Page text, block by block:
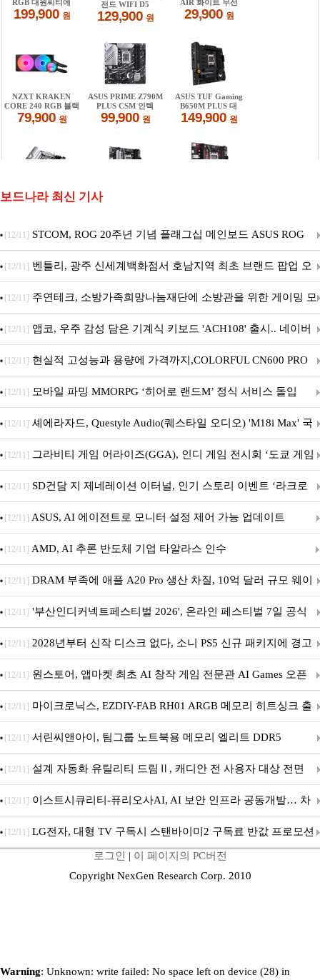
보드나라 최신 기사
[12/11] STCOM, ROG 20주년 기념 플래그십 메인보드 ASUS ROG
Crosshair X870E EDITION 20 국내 출시 예정
[12/11] 벤틀리, 광주 신세계백화점서 호남지역 최초 브랜드 팝업 오
픈
[12/11] 주연테크, 소방가족희망나눔재단에 소방관을 위한 게이밍 모
니터·스마트 펫 침대 기부
[12/11] 앱코, 우주 감성 담은 기계식 키보드 'ACH108' 출시.. 네이버
브랜드데이 기획전 진행
[12/11] 현실적 고성능과 용량에 가격까지,COLORFUL CN600 PRO
M.2 NVMe 디앤디컴 1TB
[12/11] 모바일 파밍 MMORPG ‘히어로 랜드M’ 정식 서비스 돌입
[12/11] 셰에라자드, Questyle Audio(퀘스타일 오디오) 'M18i Max' 국
내 정식 출시
[12/11] 그라비티 게임 어라이즈(GGA), 인디 게임 전시회 ‘도쿄 게임
던전 13’ 참가!
[12/11] SD건담 지 제네레이션 이터널, 인기 스토리 이벤트 ‘라크로
아의 용사’ 재개최 및 풍성한 기념 이벤트 실시!
[12/11] ASUS, AI 에이전트로 모니터 설정 제어 가능 업데이트
[12/11] AMD, AI 추론 반도체 기업 타알라스 인수
[12/11] DRAM 부족에 애플 A20 Pro 생산 차질, 10억 달러 규모 웨이
퍼 대기
[12/11] '부산인디커넥트페스티벌 2026', 온라인 페스티벌 7일 공식
개막... 22일간 진행
[12/11] 2028년부터 신작 디스크 없다, 소니 PS5 신규 패키지에 경고
문 추가
[12/11] 원스토어, 앱마켓 최초 AI 창작 게임 전문관 AI Games 오픈
[12/11] 마이크로닉스, EZDIY-FAB RH01 ARGB 메모리 히트싱크 출
시
[12/11] 서린씨앤아이, 팀그룹 노트북용 메모리 엘리트 DDR5
5600MHz 16GB 출시
[12/11] 설계 자동화 유틸리티 드림Ⅱ, 캐디안 전 사용자 대상 전면
무상 배포
[12/11] 이스트시큐리티-퓨리오사AI, AI 보안 인프라 공동개발… 차
세대 AI 보안 플랫폼 구축
[12/11] LG전자, 대형 TV 구독시 스탠바이미2 구독료 반값 프로모션
로그인 | 이 페이지의 PC버전
Copyright NexGen Research Corp. 2010
Warning: Unknown: write failed: No space left on device (28) in